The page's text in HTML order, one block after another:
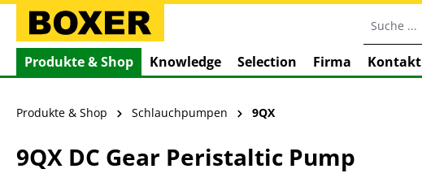
Zur Hauptnavigation springen
Produkte & Shop Knowledge Selection Firma Kontakt
Produkte & Shop Schlauchpumpen 9QX
9QX DC Gear Peristaltic Pump